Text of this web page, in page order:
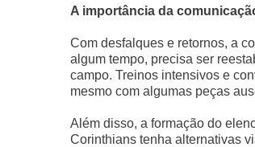
A importância da
Com desfalques e retornos, a
algum tempo, precisa ser
campo. Treinos intensivos e
mesmo com algumas peças
Além disso, a formação do
Corinthians tenha alternativas